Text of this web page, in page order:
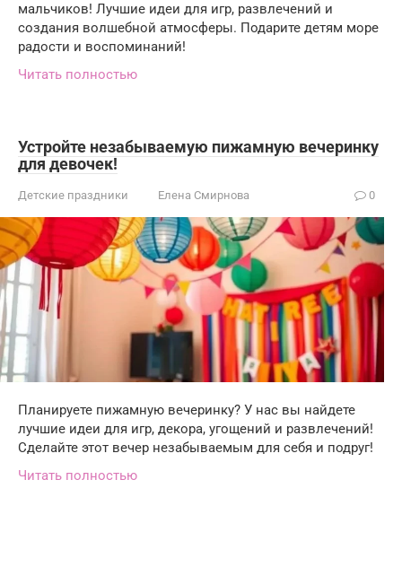
мальчиков! Лучшие идеи для игр, развлечений и
создания волшебной атмосферы. Подарите детям море
радости и воспоминаний!
Читать полностью
Устройте незабываемую пижамную вечеринку
для девочек!
Детские праздники Елена Смирнова 0
Планируете пижамную вечеринку? У нас вы найдете
лучшие идеи для игр, декора, угощений и развлечений!
Сделайте этот вечер незабываемым для себя и подруг!
Читать полностью